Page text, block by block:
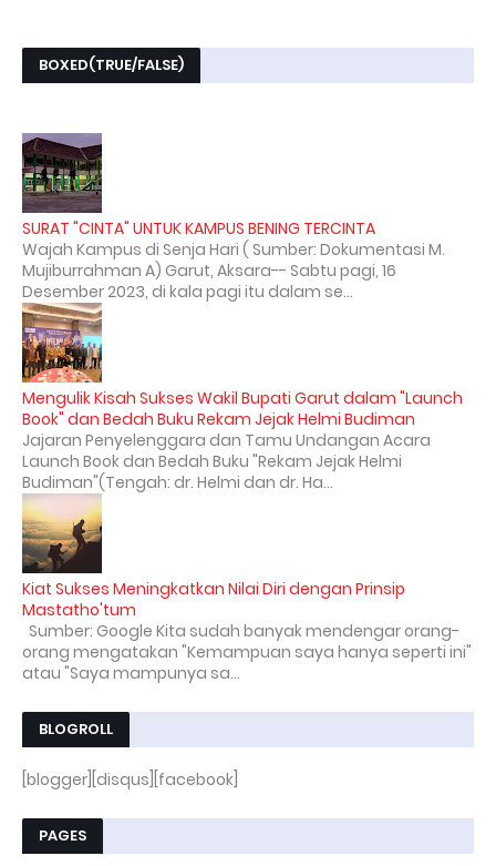
BOXED(TRUE/FALSE)
SURAT "CINTA" UNTUK KAMPUS BENING TERCINTA
Wajah Kampus di Senja Hari ( Sumber: Dokumentasi M.
Mujiburrahman A) Garut, Aksara-- Sabtu pagi, 16
Desember 2023, di kala pagi itu dalam se...
Mengulik Kisah Sukses Wakil Bupati Garut dalam "Launch
Book" dan Bedah Buku Rekam Jejak Helmi Budiman
Jajaran Penyelenggara dan Tamu Undangan Acara
Launch Book dan Bedah Buku "Rekam Jejak Helmi
Budiman"(Tengah: dr. Helmi dan dr. Ha...
Kiat Sukses Meningkatkan Nilai Diri dengan Prinsip
Mastatho'tum
Sumber: Google Kita sudah banyak mendengar orang-
orang mengatakan "Kemampuan saya hanya seperti ini"
atau "Saya mampunya sa...
BLOGROLL
[blogger][disqus][facebook]
PAGES